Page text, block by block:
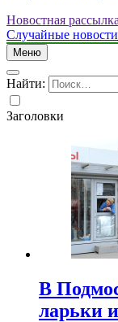
Новостная рассылка
Случайные новости
Меню
Найти:
Заголовки
В
ларьки